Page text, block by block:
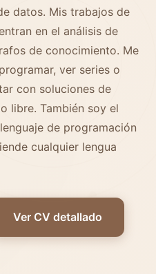
datos. Mis trabajos de
en el análisis de
de conocimiento. Me
ver series o
con soluciones de
libre. También soy el
de programación
cualquier lengua
Ver CV detallado